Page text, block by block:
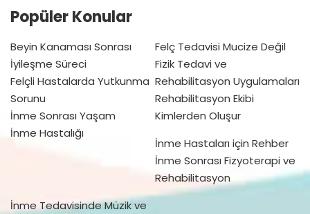
Popüler Konular
Beyin Kanaması Sonrası
İyileşme Süreci
Felçli Hastalarda Yutkunma
Sorunu
İnme Sonrası Yaşam
İnme Hastalığı
Felç Tedavisi Mucize Değil
Fizik Tedavi ve
Rehabilitasyon Uygulamaları
Rehabilitasyon Ekibi
Kimlerden Oluşur
İnme Hastaları için Rehber
İnme Sonrası Fizyoterapi ve
Rehabilitasyon
İnme Tedavisinde Müzik ve